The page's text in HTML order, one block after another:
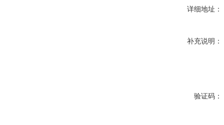
详细地址：
补充说明：
验证码：